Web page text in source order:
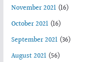
November 2021(16)
October 2021(16)
September 2021(36)
August 2021(56)